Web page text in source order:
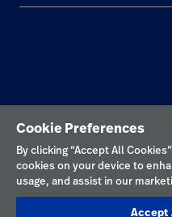
นโยบายความเป็นส่วนตัว
ข้อกำหนดการใช้งาน
การเปิดเผยข้อมูลอย่างมีควา
Cookie Preferences
By clicking “Accept All
cookies on your device to
usage, and assist in our
Accept